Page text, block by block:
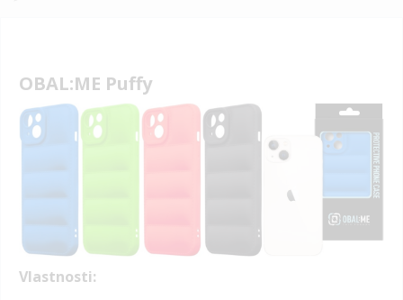
OBAL:ME Puffy
Vlastnosti: